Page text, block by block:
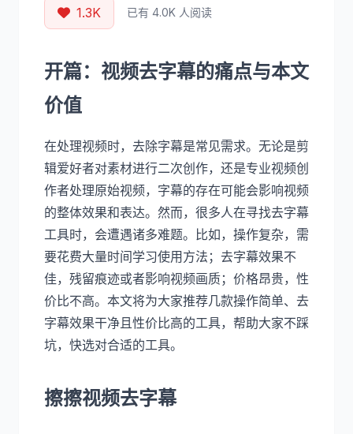
1.3K 已有 4.0K 人阅读
开篇：视频去字幕的痛点与本文
价值
在处理视频时，去除字幕是常见需求。无论是剪
辑爱好者对素材进行二次创作，还是专业视频创
作者处理原始视频，字幕的存在可能会影响视频
的整体效果和表达。然而，很多人在寻找去字幕
工具时，会遭遇诸多难题。比如，操作复杂，需
要花费大量时间学习使用方法；去字幕效果不
佳，残留痕迹或者影响视频画质；价格昂贵，性
价比不高。本文将为大家推荐几款操作简单、去
字幕效果干净且性价比高的工具，帮助大家不踩
坑，快选对合适的工具。
擦擦视频去字幕